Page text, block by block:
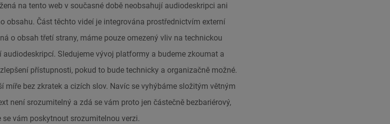
na tento web v současné době neobsahují audiodeskripci ani
obsahu. Část těchto videí je integrována prostřednictvím externí
o obsah třetí strany, máme pouze omezený vliv na technickou
Sledujeme vývoj platformy a budeme zkoumat a
přístupnosti, pokud to bude technicky a organizačně možné.
míře bez zkratek a cizích slov. Navíc se vyhýbáme složitým větným
není srozumitelný a zdá se vám proto jen částečně bezbariérový,
vám poskytnout srozumitelnou verzi.